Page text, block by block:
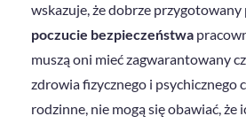
wskazuje, że dobrze
poczucie bezpieczeństwa
muszą oni mieć zagwarantowany
zdrowia fizycznego i psychicznego
rodzinne, nie mogą się obawiać, że